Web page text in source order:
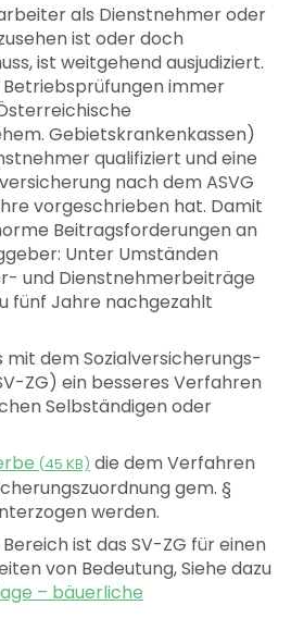
als Dienstnehmer oder
ist oder doch
ist weitgehend ausjudiziert.
immer
Gebietskrankenkassen)
qualifiziert und eine
nach dem ASVG
vorgeschrieben hat. Damit
Beitragsforderungen an
Unter Umständen
und Dienstnehmerbeiträge
fünf Jahre nachgezahlt
mit dem Sozialversicherungs-
ZG) ein besseres Verfahren
Selbständigen oder
(45 KB) die dem Verfahren
gem. §
werden.
ist das SV-ZG für einen
von Bedeutung, Siehe dazu
– bäuerliche